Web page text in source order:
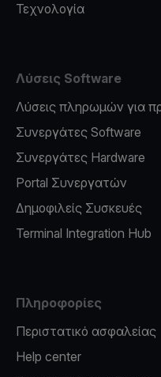
Τεχνολογία
Λύσεις Software
Λύσεις πληρωμών για
Συνεργάτες Software
Συνεργάτες Hardware
Portal Συνεργατών
Δημοφιλείς Συσκευές
Terminal Integration Hub
Πληροφορίες
Περιστατικό ασφαλείας
Help center